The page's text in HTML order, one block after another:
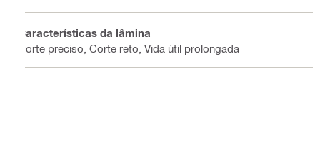
Características da lâmina
Corte preciso, Corte reto, Vida útil prolongada